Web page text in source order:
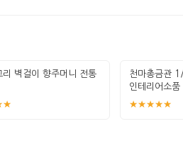
리 벽걸이 향주머니 전통
천마총금관
인테리어소품
★★★★★